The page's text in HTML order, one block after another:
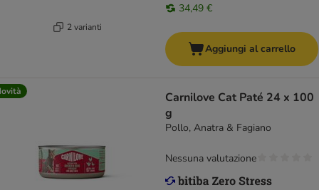
2 varianti
34,49 €
Aggiungi al carrello
Carnilove Cat Paté 24 x 100
g
Pollo, Anatra & Fagiano
Nessuna valutazione